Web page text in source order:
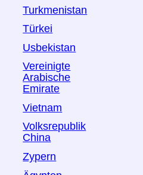
Turkmenistan
Türkei
Usbekistan
Vereinigte
Arabische
Emirate
Vietnam
Volksrepublik
China
Zypern